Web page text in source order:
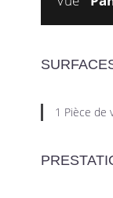
1 Pièce de